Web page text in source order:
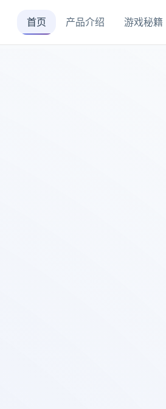
首页 产品介绍 游戏秘籍